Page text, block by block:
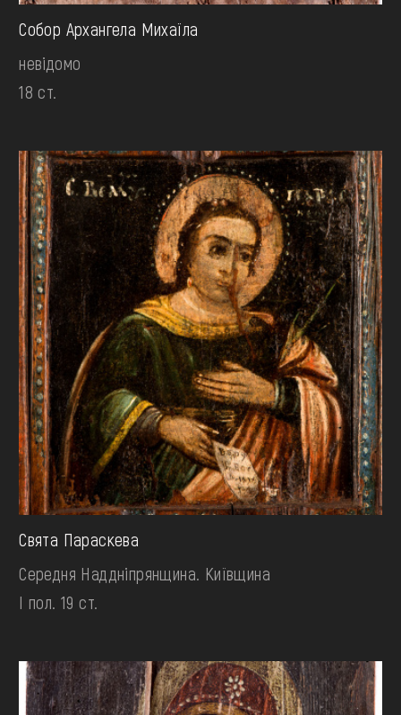
Собор Архангела Михаїла
невідомо
18 ст.
Свята Параскева
Середня Наддніпрянщина. Київщина
І пол. 19 ст.